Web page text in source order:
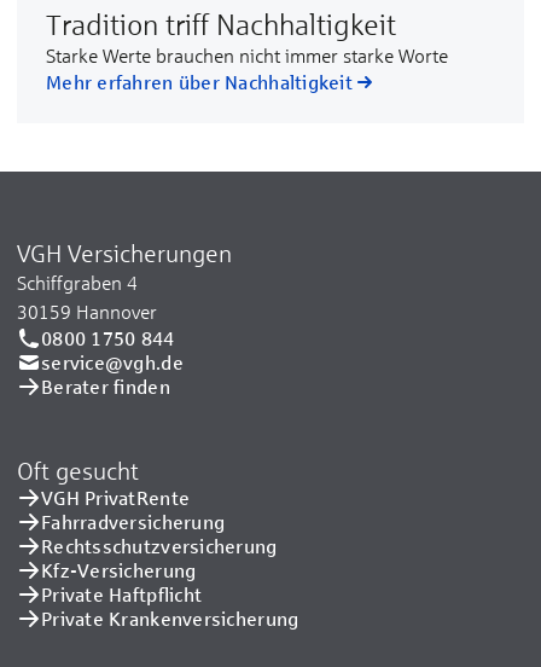
Tradition triff Nachhaltigkeit
Starke Werte brauchen nicht immer starke Worte
Mehr erfahren über Nachhaltigkeit
VGH Versicherungen
Schiffgraben 4
30159 Hannover
0800 1750 844
service@vgh.de
Berater finden
Oft gesucht
VGH PrivatRente
Fahrradversicherung
Rechtsschutzversicherung
Kfz-Versicherung
Private Haftpflicht
Private Kranken­versicherung